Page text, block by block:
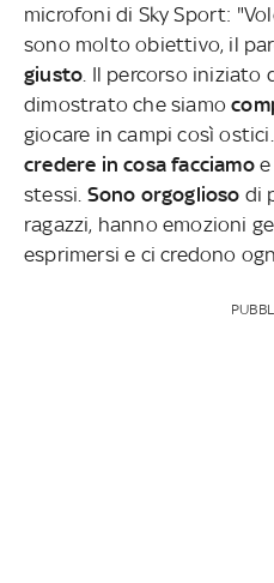
microfoni di Sky Sport:
sono molto obiettivo, il
giusto . Il percorso iniziato
dimostrato che siamo
giocare in campi così
credere in cosa facciamoe
stessi. Sono orgoglioso di
ragazzi, hanno emozioni
esprimersi e ci credono